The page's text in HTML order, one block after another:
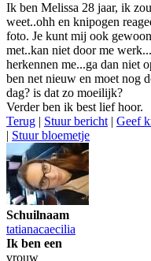
Ik ben Melissa 28 jaar, ik
weet..ohh en knipogen
foto. Je kunt mij ook
met..kan niet door me
herkennen me...ga dan niet
ben net nieuw en moet nog
dag? is dat zo moeilijk?
Verder ben ik best lief hoor.
Terug | Stuur bericht | Geef
| Stuur bloemetje
Schuilnaam
tatianacaecilia
Ik ben een
vrouw